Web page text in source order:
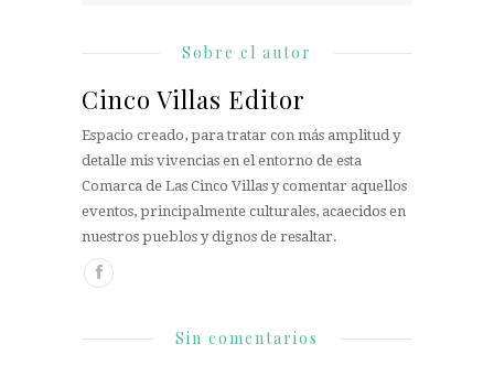
Sobre el autor
Cinco Villas Editor
Espacio creado, para tratar con más amplitud y
detalle mis vivencias en el entorno de esta
Comarca de Las Cinco Villas y comentar aquellos
eventos, principalmente culturales, acaecidos en
nuestros pueblos y dignos de resaltar.
Sin comentarios